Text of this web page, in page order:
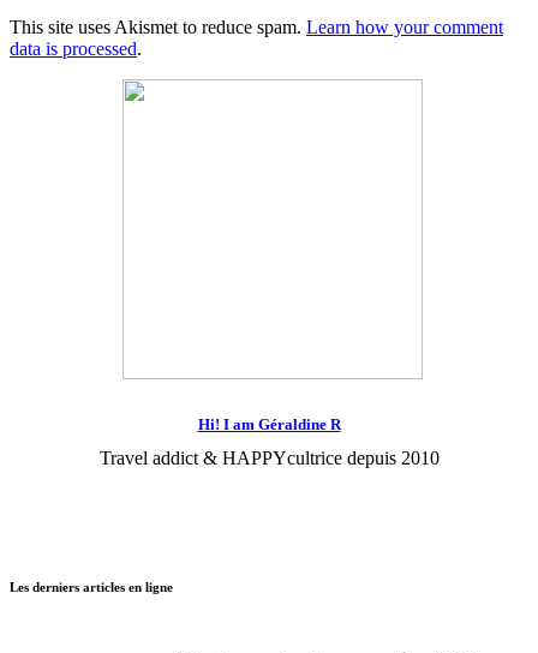
This site uses Akismet to reduce spam. Learn how your comment
data is processed.
Hi! I am Géraldine R
Travel addict & HAPPYcultrice depuis 2010
Les derniers articles en ligne